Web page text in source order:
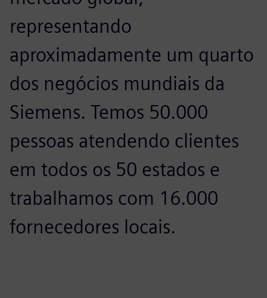
representando
aproximadamente um quarto
dos negócios mundiais da
Siemens. Temos 50.000
pessoas atendendo clientes
em todos os 50 estados e
trabalhamos com 16.000
fornecedores locais.